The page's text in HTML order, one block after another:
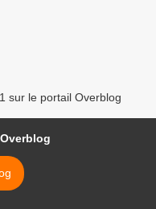
sur le portail Overblog